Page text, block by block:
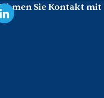
Sie Kontakt mit